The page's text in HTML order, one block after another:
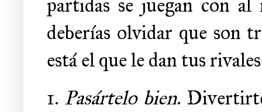
partidas se juegan con al
deberías olvidar que son
está el que le dan tus
1. Pasártelo bien.